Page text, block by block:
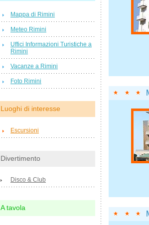
Mappa di Rimini
Meteo Rimini
Uffici Informazioni Turistiche a
Rimini
Vacanze a Rimini
Foto Rimini
Luoghi di interesse
Escursioni
Divertimento
Disco & Club
A tavola